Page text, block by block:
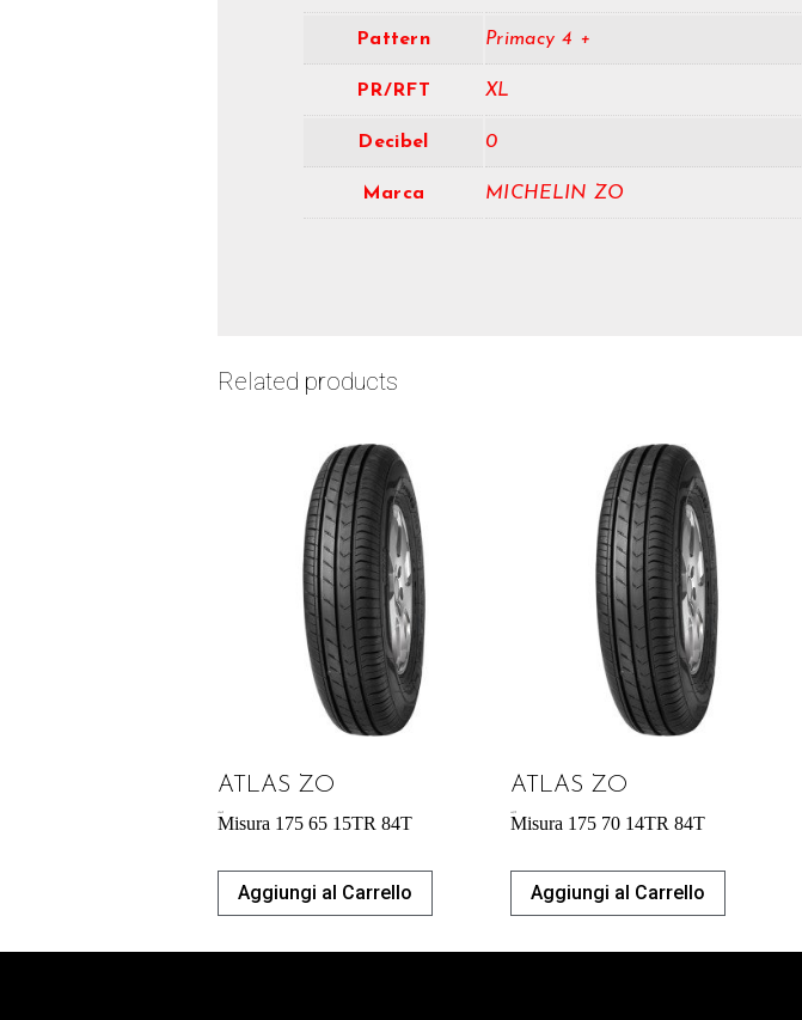
Pattern Primacy 4 +
PR/RFT XL
Decibel 0
Marca MICHELIN ZO
Related products
ATLAS ZO
Misura 175 65 15TR 84T
Aggiungi al Carrello
ATLAS ZO
Misura 175 70 14TR 84T
Aggiungi al Carrello